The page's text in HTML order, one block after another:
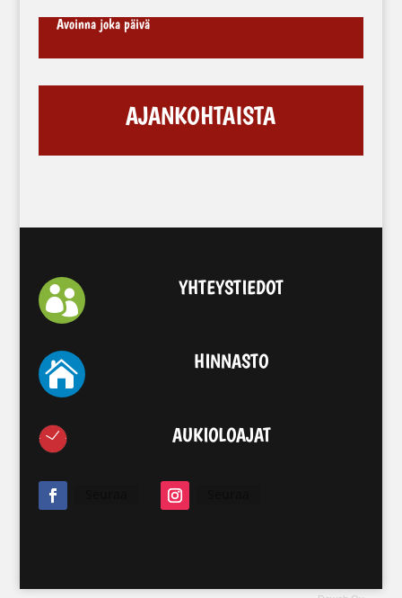
Avoinna joka päivä
AJANKOHTAISTA
 YHTEYSTIEDOT
 HINNASTO
AUKIOLOAJAT